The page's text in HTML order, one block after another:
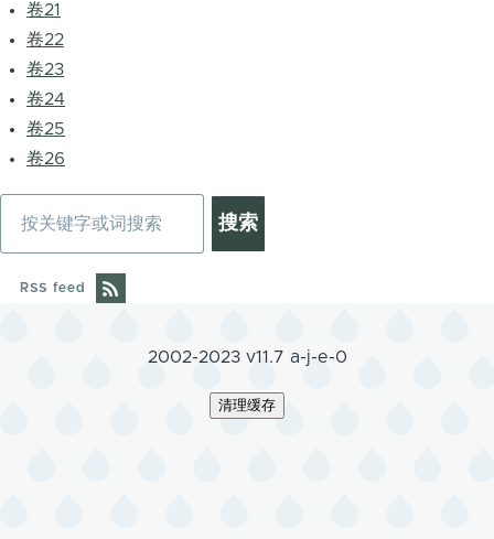
卷21
卷22
卷23
卷24
卷25
卷26
RSS feed
2002-2023 v11.7 a-j-e-0